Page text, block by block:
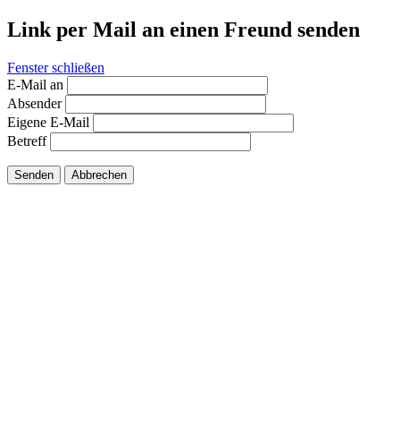
Link per Mail an einen Freund senden
Fenster schließen
E-Mail an
Absender
Eigene E-Mail
Betreff
Senden Abbrechen